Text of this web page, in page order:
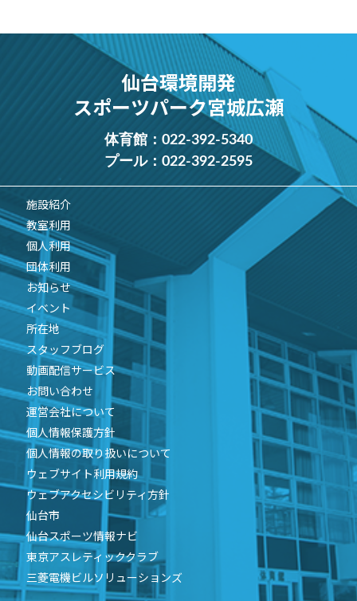
仙台環境開発
スポーツパーク宮城広瀬
体育館： 022-392-5340
プール： 022-392-2595
施設紹介
教室利用
個人利用
団体利用
お知らせ
イベント
所在地
スタッフブログ
動画配信サービス
お問い合わせ
運営会社について
個人情報保護方針
個人情報の取り扱いについて
ウェブサイト利用規約
ウェブアクセシビリティ方針
仙台市
仙台スポーツ情報ナビ
東京アスレティッククラブ
三菱電機ビルソリューションズ